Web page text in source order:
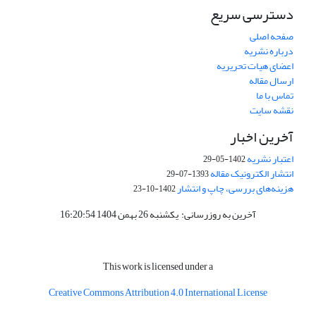
دسترسی سریع
صفحه اصلی
درباره نشریه
اعضای هیات تحریریه
ارسال مقاله
تماس با ما
نقشه سایت
آخرین اخبار
اعتبار نشریه1402-05-29
انتشار الکترونیک مقاله1393-07-29
هزینه‌های بررسی، چاپ و انتشار1402-10-23
آخرین به روزرسانی: یکشنبه 26 بهمن 1404 16:20:54
This work is licensed under a
CreativeCommons Attribution 4.0 International License